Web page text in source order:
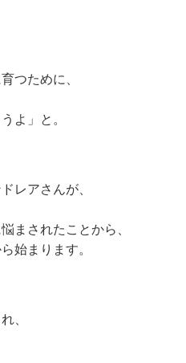
つために、
よ」と。
レアさんが、
まされたことから、
始まります。
、